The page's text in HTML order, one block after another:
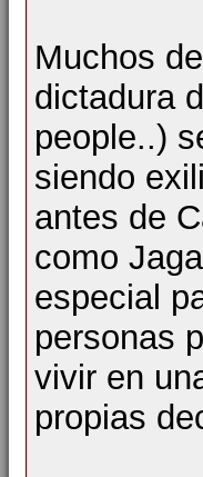
Muchos
dictadura
people..)
siendo
antes de
como
especial
personas
vivir en
propias